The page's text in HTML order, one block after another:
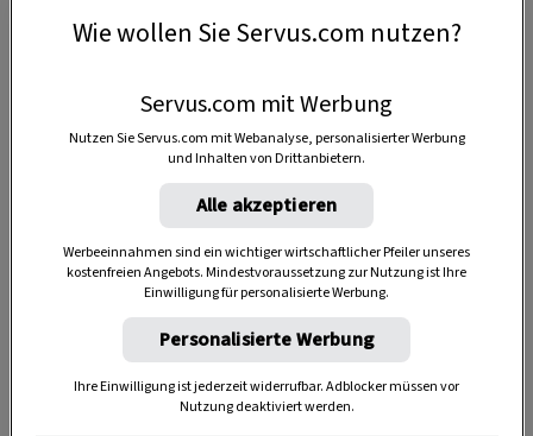
45 Minuten
Wie wollen Sie Servus.com nutzen?
Servus.com mit Werbung
Nutzen Sie Servus.com mit Webanalyse, personalisierter Werbung
und Inhalten von Drittanbietern.
Alle akzeptieren
Werbeeinnahmen sind ein wichtiger wirtschaftlicher Pfeiler unseres
kostenfreien Angebots. Mindestvoraussetzung zur Nutzung ist Ihre
Einwilligung für personalisierte Werbung.
Personalisierte Werbung
Ihre Einwilligung ist jederzeit widerrufbar. Adblocker müssen vor
Nutzung deaktiviert werden.